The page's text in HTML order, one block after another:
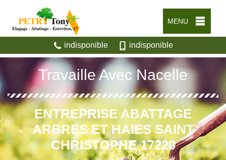
MENU
indisponible indisponible
Travaille Avec Nacelle
ENTREPRISE ABATTAGE
ARBRES ET HAIES SAINT
CHRISTOPHE 17220